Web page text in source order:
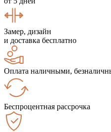
Замер, дизайн
и доставка бесплатно
Оплата наличными,
Беспроцентная рассрочка